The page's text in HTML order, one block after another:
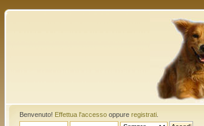
Benvenuto! Effettua l'accessooppure registrati.